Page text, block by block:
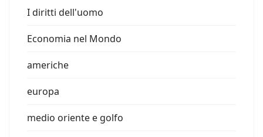
I diritti dell'uomo
Economia nel Mondo
americhe
europa
medio oriente e golfo